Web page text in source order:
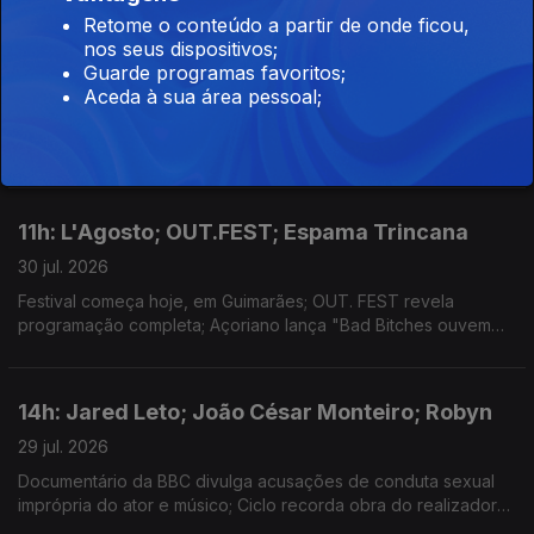
14h: Agnès Varda; Sete Sóis, Sete Luas; The
Beatles
30 jul. 2026
11h: L'Agosto; OUT.FEST; Espama Trincana
30 jul. 2026
Festival começa hoje, em Guimarães; OUT. FEST revela
programação completa; Açoriano lança "Bad Bitches ouvem
14h: Jared Leto; João César Monteiro; Robyn
29 jul. 2026
Documentário da BBC divulga acusações de conduta sexual
imprópria do ator e músico; Ciclo recorda obra do realizador
Retome o conteúdo a partir de onde ficou,
nos seus dispositivos;
Guarde programas favoritos;
Aceda à sua área pessoal;